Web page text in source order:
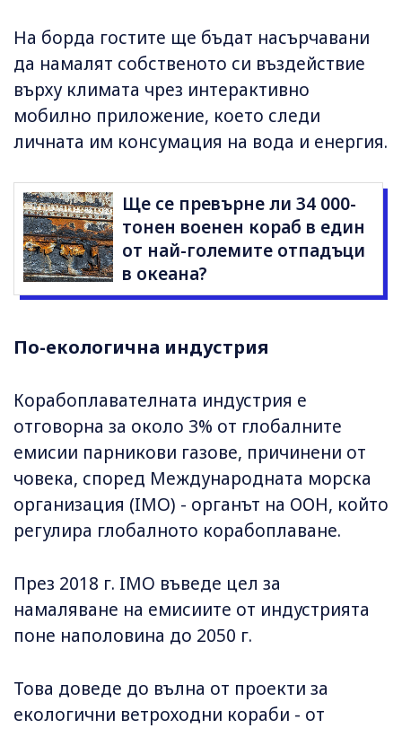
На борда гостите ще бъдат насърчавани
да намалят собственото си въздействие
върху климата чрез интерактивно
мобилно приложение, което следи
личната им консумация на вода и енергия.
Ще се превърне ли 34 000-
тонен военен кораб в един
от най-големите отпадъци
в океана?
По-екологична индустрия
Корабоплавателната индустрия е
отговорна за около 3% от глобалните
емисии парникови газове, причинени от
човека, според Международната морска
организация (IMO) - органът на ООН, който
регулира глобалното корабоплаване.
През 2018 г. IMO въведе цел за
намаляване на емисиите от индустрията
поне наполовина до 2050 г.
Това доведе до вълна от проекти за
екологични ветроходни кораби - от